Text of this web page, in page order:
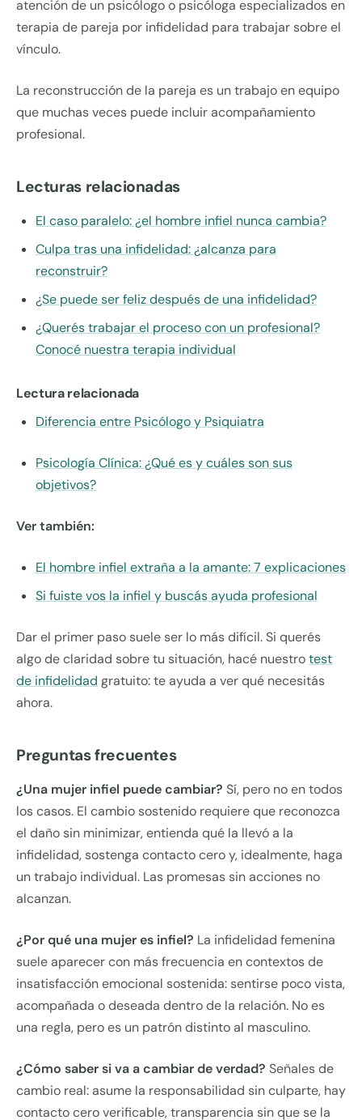
atención de un psicólogo o psicóloga especializados en
terapia de pareja por infidelidad para trabajar sobre el
vínculo.
La reconstrucción de la pareja es un trabajo en equipo
que muchas veces puede incluir acompañamiento
profesional.
Lecturas relacionadas
El caso paralelo: ¿el hombre infiel nunca cambia?
Culpa tras una infidelidad: ¿alcanza para
reconstruir?
¿Se puede ser feliz después de una infidelidad?
¿Querés trabajar el proceso con un profesional?
Conocé nuestra terapia individual
Lectura relacionada
Diferencia entre Psicólogo y Psiquiatra
Psicología Clínica: ¿Qué es y cuáles son sus
objetivos?
Ver también:
El hombre infiel extraña a la amante: 7 explicaciones
Si fuiste vos la infiel y buscás ayuda profesional
Dar el primer paso suele ser lo más difícil. Si querés
algo de claridad sobre tu situación, hacé nuestrotest
de infidelidad gratuito: te ayuda a ver qué necesitás
ahora.
Preguntas frecuentes
¿Una mujer infiel puede cambiar? Sí, pero no en todos
los casos. El cambio sostenido requiere que reconozca
el daño sin minimizar, entienda qué la llevó a la
infidelidad, sostenga contacto cero y, idealmente, haga
un trabajo individual. Las promesas sin acciones no
alcanzan.
¿Por qué una mujer es infiel? La infidelidad femenina
suele aparecer con más frecuencia en contextos de
insatisfacción emocional sostenida: sentirse poco vista,
acompañada o deseada dentro de la relación. No es
una regla, pero es un patrón distinto al masculino.
¿Cómo saber si va a cambiar de verdad? Señales de
cambio real: asume la responsabilidad sin culparte, hay
contacto cero verificable, transparencia sin que se la